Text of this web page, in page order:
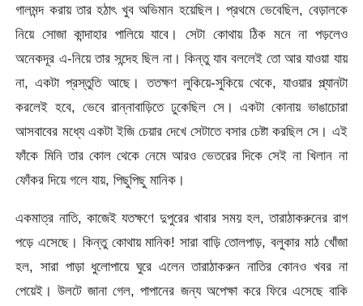
গালমন্দ করায় তার হঠাৎ খুব অভিমান হয়েছিল। প্রথমে ভেবেছিল, বেড়ালকে
নিয়ে সোজা কান্দাহার পালিয়ে যাবে। সেটা কোথায় ঠিক মনে না পড়লেও
অনেকদূর এ-নিয়ে তার সন্দেহ ছিল না। কিন্তু যাব বললেই তো আর যাওয়া যায়
না, একটা প্রস্তুতি আছে। ততক্ষণ লুকিয়ে-সুকিয়ে থেকে, যাওয়ার প্ল্যানটা
করলেই হবে, ভেবে রান্নাবাড়িতে ঢুকেছিল সে। একটা কোনায় ভাঙাচোরা
আসবাবের মধ্যে একটা ইজি চেয়ার দেখে সেটাতে বসার চেষ্টা করছিল সে। এই
ফাঁকে মিনি তার কোল থেকে নেমে আরও ভেতরের দিকে সেই না খিলান না
ফোঁকর দিয়ে গলে যায়, পিছুপিছু মানিক।
একমাত্র নাতি, কাজেই যতক্ষণে দুপুরের খাবার সময় হল, তারাঠাকরুনের রাগ
পড়ে এসেছে। কিন্তু কোথায় মানিক! সারা বাড়ি তোলপাড়, বলুকার মাঠ খোঁজা
হল, সারা পাড়া ধুলোপায়ে ঘুরে এলেন তারাঠাকরুন নাতির কোনও খবর না
পেয়েই। উলটে জানা গেল, পাপানের জন্য অপেক্ষা করে ফিরে এসেছে বাকি